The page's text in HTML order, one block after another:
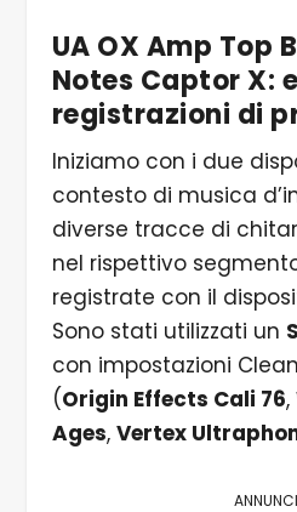
UA OX Amp Top
Notes Captor X:
registrazioni di
Iniziamo con i due
contesto di musica
diverse tracce di
nel rispettivo
registrate con il
Sono stati utilizzati un
con impostazioni
(Origin Effects Cali 76,
Ages, Vertex